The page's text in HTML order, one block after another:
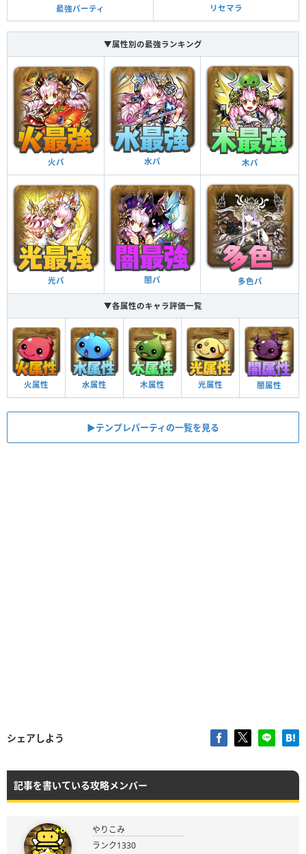
最強パーティ リセマラ
▼属性別の最強ランキング
火パ 水パ 木パ
光パ 闇パ 多色パ
▼各属性のキャラ評価一覧
火属性 水属性 木属性 光属性 闇属性
▶︎テンプレパーティの一覧を見る
シェアしよう
記事を書いている攻略メンバー
やりこみ
ランク1330